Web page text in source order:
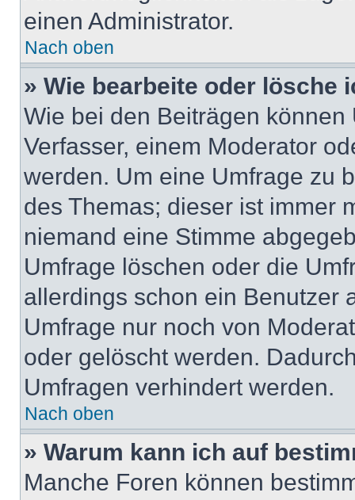
einen Administrator.
Nach oben
» Wie bearbeite oder lösche
Wie bei den Beiträgen
Verfasser, einem Moderator
werden. Um eine Umfrage zu
des Themas; dieser ist immer
niemand eine Stimme
Umfrage löschen oder die
allerdings schon ein Benutzer
Umfrage nur noch von
oder gelöscht werden.
Umfragen verhindert werden.
Nach oben
» Warum kann ich auf
Manche Foren können